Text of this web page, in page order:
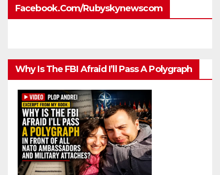
Facebook.com/rubyskynewscom
Why Is The FBI Afraid I’ll Pass A Polygraph